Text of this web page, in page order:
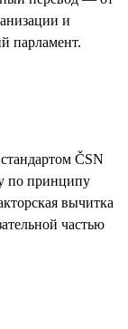
и
парламент.
ČSN
по принципу
вычитка
частью